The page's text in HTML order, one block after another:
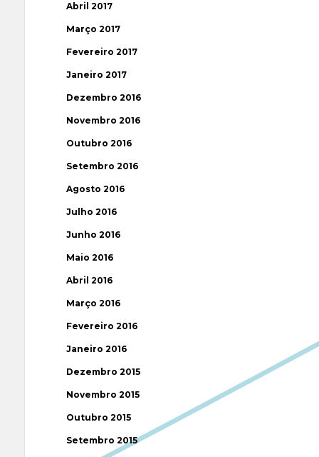
Abril 2017
Março 2017
Fevereiro 2017
Janeiro 2017
Dezembro 2016
Novembro 2016
Outubro 2016
Setembro 2016
Agosto 2016
Julho 2016
Junho 2016
Maio 2016
Abril 2016
Março 2016
Fevereiro 2016
Janeiro 2016
Dezembro 2015
Novembro 2015
Outubro 2015
Setembro 2015